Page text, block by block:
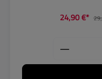
24,90 €*
Produkt